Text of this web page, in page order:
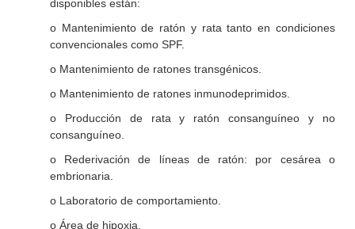
disponibles están:
o Mantenimiento de ratón y rata tanto en condiciones
convencionales como SPF.
o Mantenimiento de ratones transgénicos.
o Mantenimiento de ratones inmunodeprimidos.
o Producción de rata y ratón consanguíneo y no
consanguíneo.
o Rederivación de líneas de ratón: por cesárea o
embrionaria.
o Laboratorio de comportamiento.
o Área de hipoxia.